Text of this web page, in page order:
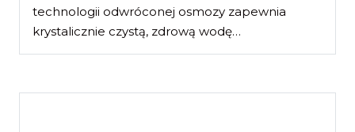
technologii odwróconej osmozy zapewnia
krystalicznie czystą, zdrową wodę…